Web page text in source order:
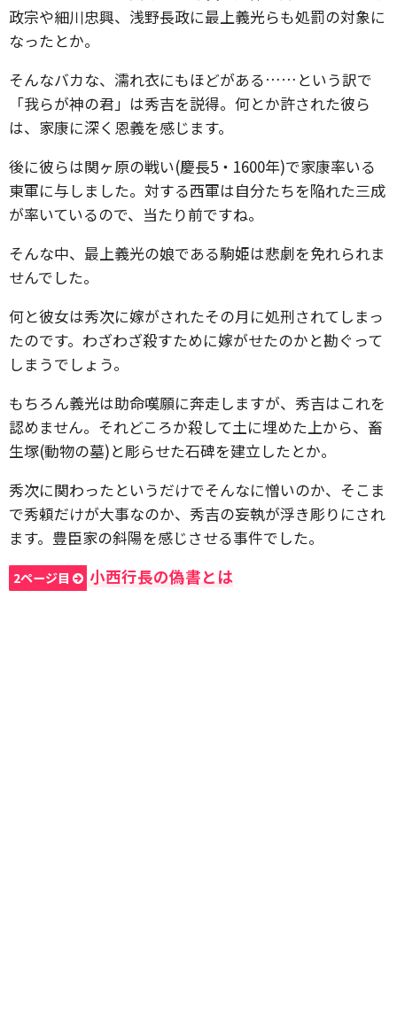
政宗や細川忠興、浅野長政に最上義光らも処罰の対象に
なったとか。
そんなバカな、濡れ衣にもほどがある……という訳で
「我らが神の君」は秀吉を説得。何とか許された彼ら
は、家康に深く恩義を感じます。
後に彼らは関ヶ原の戦い(慶長5・1600年)で家康率いる
東軍に与しました。対する西軍は自分たちを陥れた三成
が率いているので、当たり前ですね。
そんな中、最上義光の娘である駒姫は悲劇を免れられま
せんでした。
何と彼女は秀次に嫁がされたその月に処刑されてしまっ
たのです。わざわざ殺すために嫁がせたのかと勘ぐって
しまうでしょう。
もちろん義光は助命嘆願に奔走しますが、秀吉はこれを
認めません。それどころか殺して土に埋めた上から、畜
生塚(動物の墓)と彫らせた石碑を建立したとか。
秀次に関わったというだけでそんなに憎いのか、そこま
で秀頼だけが大事なのか、秀吉の妄執が浮き彫りにされ
ます。豊臣家の斜陽を感じさせる事件でした。
2ページ目 小西行長の偽書とは